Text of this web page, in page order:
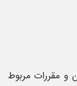
و مقررات مربوط